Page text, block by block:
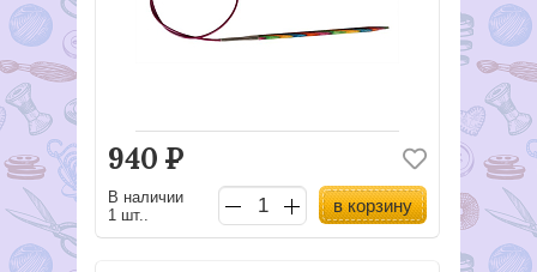
940 Р
В наличии
1 шт..
в корзину